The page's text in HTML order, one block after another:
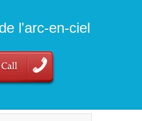
l'arc-en-ciel